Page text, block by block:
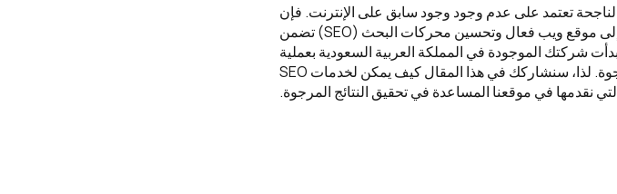
تعتمد على عدم وجود وجود سابق على الإنترنت. فإن
شركة وايد تتطلع إلى النجاح في العالم الرقمي بحاجة إلى موقع ويب فعال وتحسين محركات البحث (SEO) تضمن
شركتك الموجودة في المملكة العربية السعودية بعملية
تحسين محركات البحث دون الوصول إلى النتائج المرجوة. لذا، سنشاركك في هذا المقال كيف يمكن لخدمات SEO
نقدمها في موقعنا المساعدة في تحقيق النتائج المرجوة.